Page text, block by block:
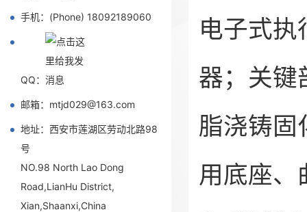
手机：(Phone) 18092189060
QQ：
邮箱：mtjd029@163.com
地址：西安市莲湖区劳动北路98
号
NO.98 North Lao Dong
Road,LianHu District,
Xian,Shaanxi,China
电子式
器；关键
脂浇铸固
用底座、